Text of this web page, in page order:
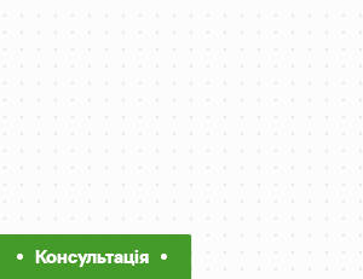
Консультація